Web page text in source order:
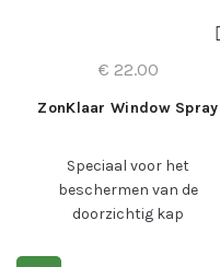
€ 22.00
ZonKlaar Window Spray
Speciaal voor het
beschermen van de
doorzichtig kap